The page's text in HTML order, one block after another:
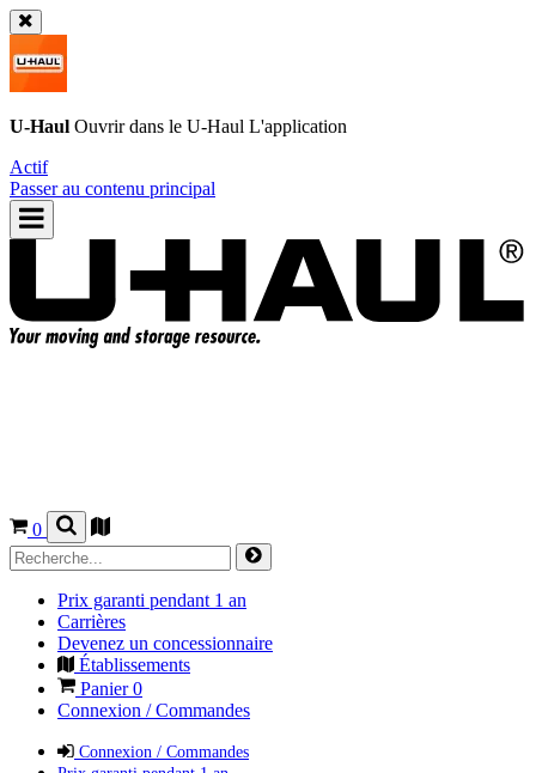
U-Haul Ouvrir dans le U-Haul L'application
Actif
Passer au contenu principal
0
Prix garanti pendant 1 an
Carrières
Devenez un concessionnaire
Établissements
Panier0
Connexion / Commandes
Connexion / Commandes